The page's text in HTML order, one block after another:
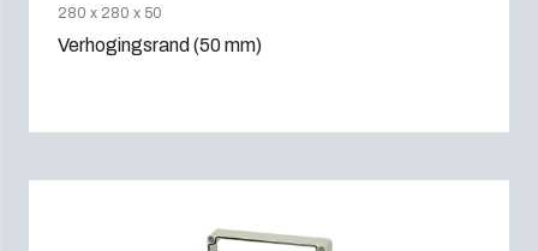
280 x 280 x 50
Verhogingsrand (50 mm)